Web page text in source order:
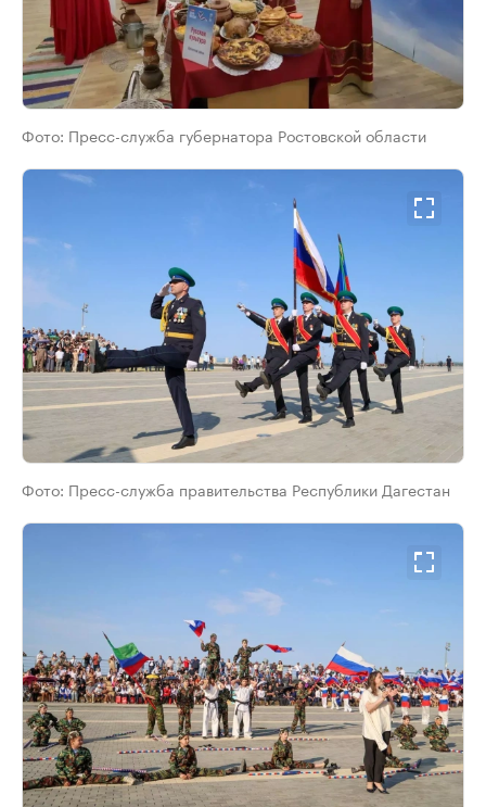
Фото: Пресс-служба губернатора Ростовской области
Фото: Пресс-служба правительства Республики Дагестан